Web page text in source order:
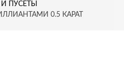
ПУСЕТЫ
0.5 КАРАТ